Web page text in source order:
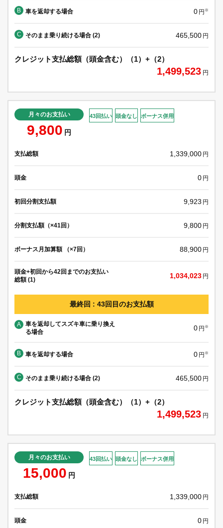
B 車を返却する場合 0 円 ※
C そのまま乗り続ける場合 (2) 465,500 円
クレジット支払総額（頭金含む）（1）+（2）
1,499,523 円
月々のお支払い
9,800 円
43回払い 頭金なし ボーナス併用
支払総額 1,339,000 円
頭金 0 円
初回分割支払額 9,923 円
分割支払額（×41回） 9,800 円
ボーナス月加算額 （×7回） 88,900 円
頭金+初回から42回までのお支払い
総額 (1)
1,034,023 円
最終回 : 43回目のお支払額
A
車を返却してスズキ車に乗り換え
る場合
0 円 ※
B 車を返却する場合 0 円 ※
C そのまま乗り続ける場合 (2) 465,500 円
クレジット支払総額（頭金含む）（1）+（2）
1,499,523 円
月々のお支払い
15,000 円
43回払い 頭金なし ボーナス併用
支払総額 1,339,000 円
頭金 0 円